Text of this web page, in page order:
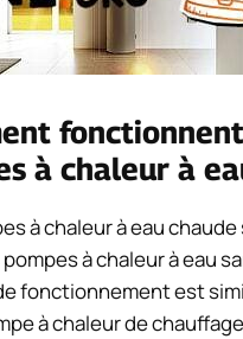
à chaleur à
à chaleur à eau
à chaleur à eau
fonctionnement est
à chaleur de